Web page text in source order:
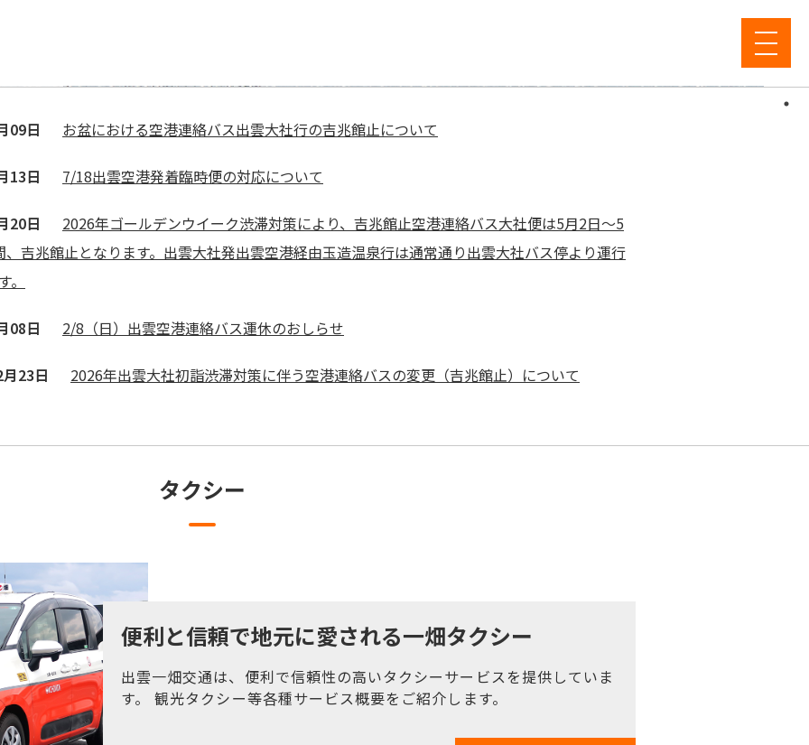
と安
と安
09日 お盆における空港連絡バス出雲大社行の吉兆館止について
13日 7/18出雲空港発着臨時便の対応について
20日
2026年ゴールデンウイーク渋滞対策により、吉兆館止空港連絡バス大社便は5月2日～5
、吉兆館止となります。出雲大社発出雲空港経由玉造温泉行は通常通り出雲大社バス停より運行
08日 2/8（日）出雲空港連絡バス運休のおしらせ
23日 2026年出雲大社初詣渋滞対策に伴う空港連絡バスの変更（吉兆館止）について
タクシー
便利と信頼で地元に愛される一畑タクシー
出雲一畑交通は、便利で信頼性の高いタクシーサービスを提供していま
す。 観光タクシー等各種サービス概要をご紹介します。